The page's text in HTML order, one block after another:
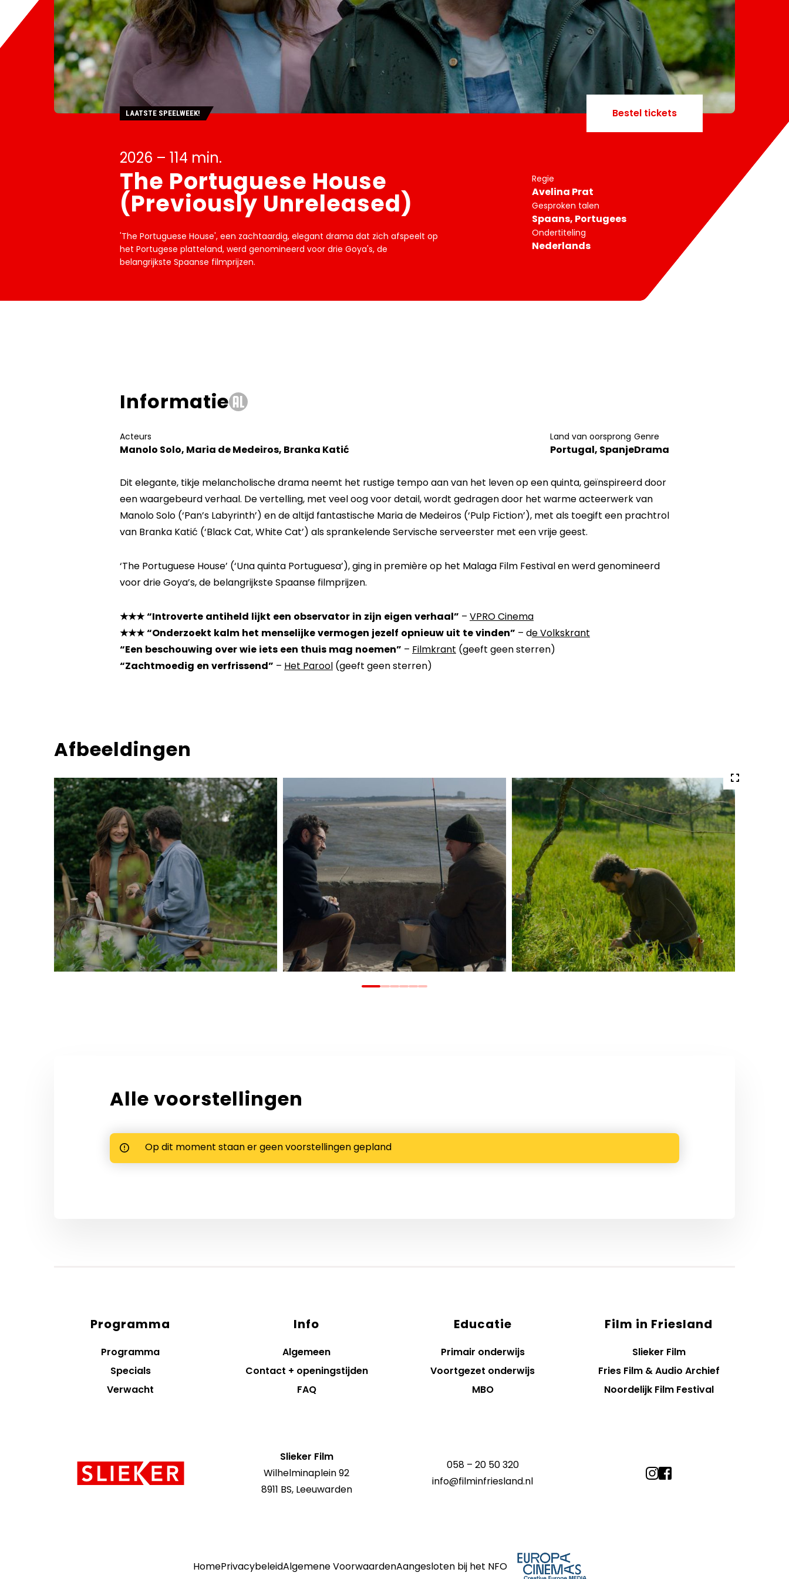
Bestel tickets
2026 – 114 min.
The Portuguese House
(Previously Unreleased)
LAATSTE SPEELWEEK!
'The Portuguese House', een zachtaardig, elegant drama dat zich afspeelt op
het Portugese platteland, werd genomineerd voor drie Goya's, de
belangrijkste Spaanse filmprijzen.
Regie
Avelina Prat
Gesproken talen
Spaans, Portugees
Ondertiteling
Nederlands
Informatie
Acteurs
Manolo Solo, Maria de Medeiros, Branka Katić
Land van oorsprong
Portugal, Spanje
Genre
Drama
Dit elegante, tikje melancholische drama neemt het rustige tempo aan van het leven op een quinta, geïnspireerd door
een waargebeurd verhaal. De vertelling, met veel oog voor detail, wordt gedragen door het warme acteerwerk van
Manolo Solo (‘Pan’s Labyrinth’) en de altijd fantastische Maria de Medeiros (‘Pulp Fiction’), met als toegift een prachtrol
van Branka Katić (‘Black Cat, White Cat’) als sprankelende Servische serveerster met een vrije geest.
‘The Portuguese House’ (‘Una quinta Portuguesa’), ging in première op het Malaga Film Festival en werd genomineerd
voor drie Goya’s, de belangrijkste Spaanse filmprijzen.
★★★ “Introverte antiheld lijkt een observator in zijn eigen verhaal” – VPRO Cinema
★★★ “Onderzoekt kalm het menselijke vermogen jezelf opnieuw uit te vinden” – de Volkskrant
“Een beschouwing over wie iets een thuis mag noemen” – Filmkrant (geeft geen sterren)
“Zachtmoedig en verfrissend” – Het Parool (geeft geen sterren)
Afbeeldingen
Volledige
grote
Alle voorstellingen
Op dit moment staan er geen voorstellingen gepland
DienstenProgramma
Programma
Specials
Verwacht
Info
Algemeen
Contact + openingstijden
FAQ
Educatie
Primair onderwijs
Voortgezet onderwijs
MBO
Film in Friesland
Slieker Film
Fries Film & Audio Archief
Noordelijk Film Festival
informatie
Slieker Film
Wilhelminaplein 92
8911 BS, Leeuwarden
058 – 20 50 320
info@filminfriesland.nl
HomePrivacybeleidAlgemene VoorwaardenAangesloten bij het NFO